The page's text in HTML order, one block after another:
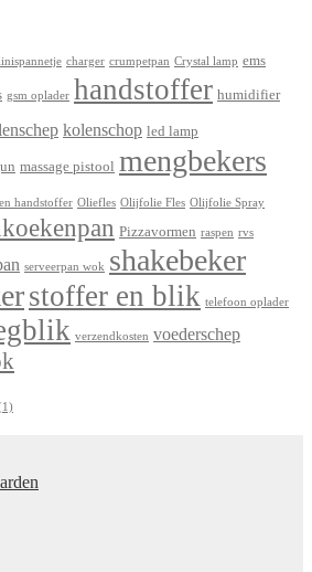
charger crumpetpan Crystal lamp ems
gsm oplader handstoffer humidifier
kolenschop led lamp
massage pistool mengbekers
handstoffer Oliefles Olijfolie Fles Olijfolie Spray
Pizzavormen raspen rvs
serveerpan wok shakebeker
stoffer en blik telefoon oplader
verzendkosten voederschep